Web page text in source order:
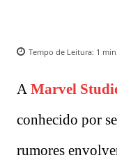
Tempo de Leitura: 1 min.
A Marvel
conhecido por
rumores